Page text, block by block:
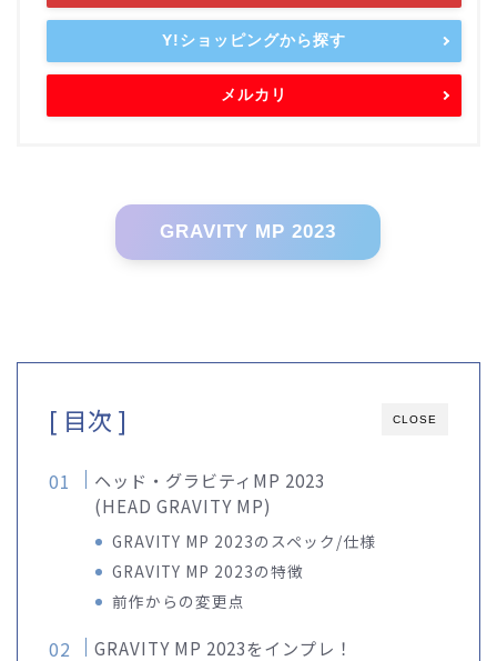
Y!ショッピングから探す
メルカリ
GRAVITY MP 2023
CLOSE
[ 目次 ]
ヘッド・グラビティMP 2023
(HEAD GRAVITY MP)
GRAVITY MP 2023のスペック/仕様
GRAVITY MP 2023の特徴
前作からの変更点
GRAVITY MP 2023をインプレ！